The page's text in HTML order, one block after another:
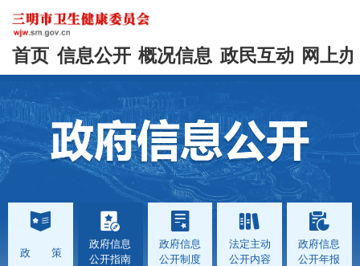
首页 信息公开 概况信息 政民互动 网上
政 策
政府信息
公开指南
政府信息
公开制度
法定主动
公开内容
政府信息
公开年报